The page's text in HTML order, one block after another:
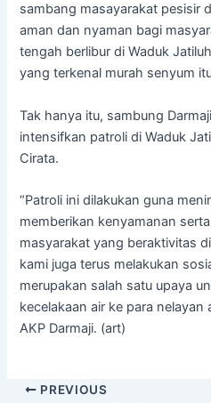
sambang masayarakat pesisir
aman dan nyaman bagi
tengah berlibur di Waduk
yang terkenal murah senyum
Tak hanya itu, sambung
intensifkan patroli di Waduk
Cirata.
“Patroli ini dilakukan guna
memberikan kenyamanan
masyarakat yang beraktivitas
kami juga terus melakukan
merupakan salah satu upaya
kecelakaan air ke para nelayan
AKP Darmaji. (art)
PREVIOUS